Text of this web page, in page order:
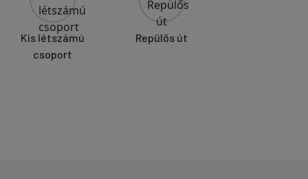
Kis létszámú
csoport
Repülős út